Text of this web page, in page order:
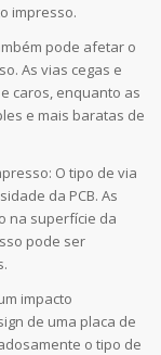
impresso.
pode afetar o
As vias cegas e
caros, enquanto as
e mais baratas de
O tipo de via
da PCB. As
na superfície da
pode ser
impacto
de uma placa de
o tipo de